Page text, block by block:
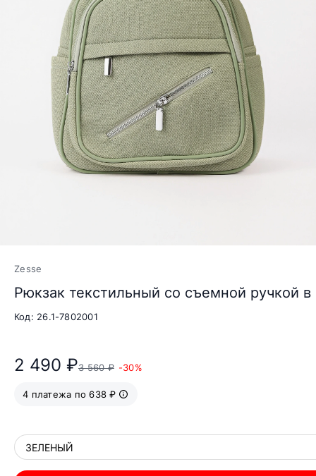
Zesse
Рюкзак текстильный со съемной ручкой в
Код: 26.1-7802001
2 490 ₽3 560 ₽ -30%
4 платежа по 638 ₽
ЗЕЛЕНЫЙ